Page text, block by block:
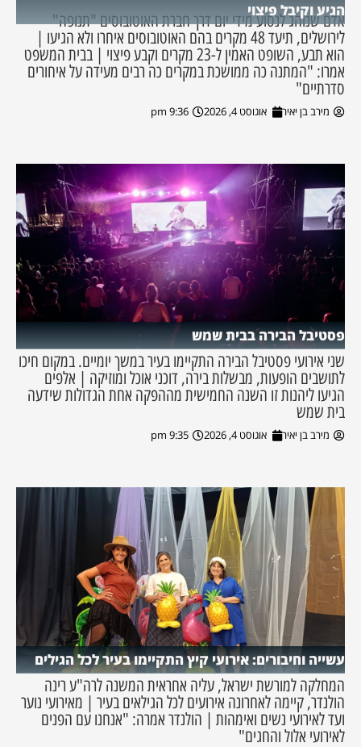
הגיע וקיבל פיצוי
אדם שנוהג לנסוע מידי יום דרך חברת האוטובוסים "תנופה"
לירושלים, תיעד 48 מקרים בהם האוטובוסים איחרו ולא הגיעו |
הוא תבע, השופט האמין ל-23 מקרים וקבע פיצוי | בבית המשפט
אמרו: "המתנה כה ממושכת במקרים כה רבים מעידה על איחורים
סדרתיים"
מירב בן יאיר אוגוסט 4, 2026 9:36 pm
פסטיבל הבירה בבית שמש
שני אירועי פסטיבל הבירה התקיימו בעיר במשך יומיים. במקום חיכו
לתושבים הופעות, מבשלות בירה, דוכני אוכל ומוזיקה | אלפים
הגיעו ליהנות זו השנה החמישית מההפקה אחת הגדולות שידעה
בית שמש
מירב בן יאיר אוגוסט 4, 2026 9:35 pm
עשייה וחיבורים: אירועי קיץ התקיימו בעיר לכל הגילים
המחלקה למורשת ישראל, עליה אחראית המשנה לרה"ע רינה
הולנדר, קיימה לאחרונה אירועים לכל הגילאים בעיר | מאירועי נוער
ועד לאירועי נשים ואימהות | הולנדר אמרה: "אנחנו עם הפנים
לאירועי אלול והחגים"